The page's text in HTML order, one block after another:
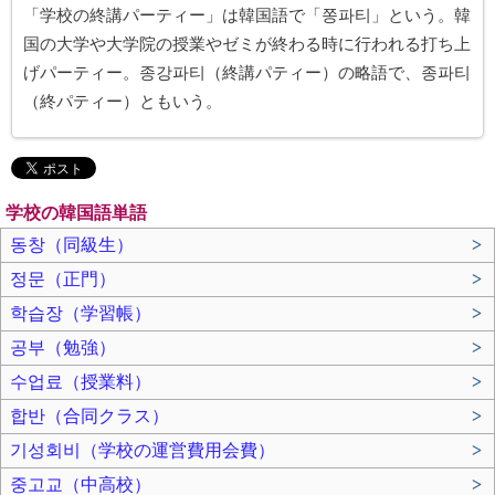
「学校の終講パーティー」は韓国語で「쫑파티」という。韓
国の大学や大学院の授業やゼミが終わる時に行われる打ち上
げパーティー。종강파티（終講パティー）の略語で、종파티
（終パティー）ともいう。
学校の韓国語単語
동창（同級生）
>
정문（正門）
>
학습장（学習帳）
>
공부（勉強）
>
수업료（授業料）
>
합반（合同クラス）
>
기성회비（学校の運営費用会費）
>
중고교（中高校）
>